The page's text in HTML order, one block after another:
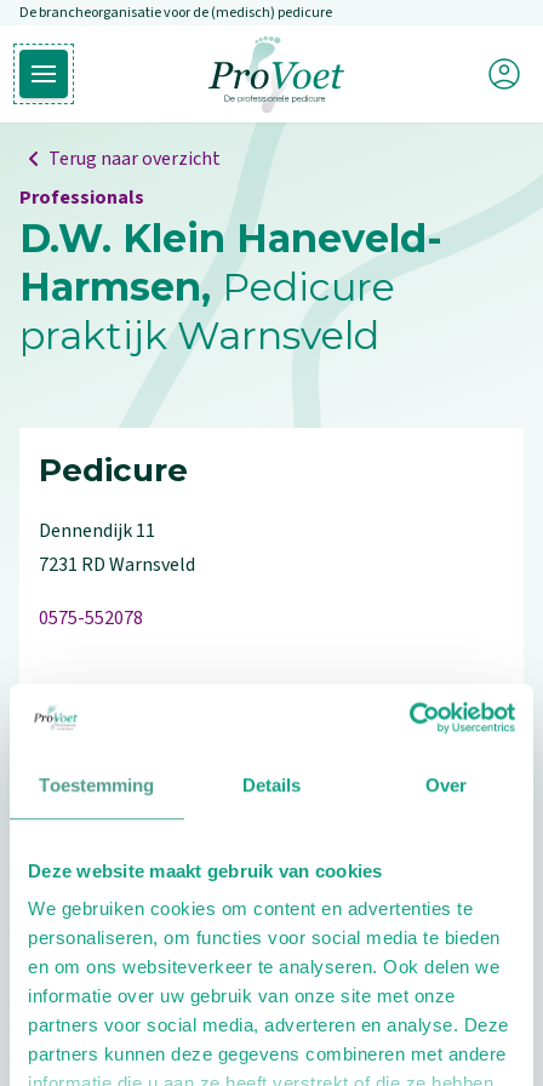
Toestemming Details Over
Deze website maakt gebruik van cookies
We gebruiken cookies om content en advertenties te
personaliseren, om functies voor social media te bieden
en om ons websiteverkeer te analyseren. Ook delen we
informatie over uw gebruik van onze site met onze
partners voor social media, adverteren en analyse. Deze
partners kunnen deze gegevens combineren met andere
Overslaan en naar de inhoud gaan
De brancheorganisatie voor de (medisch) pedicure
Open hoofdmenu
Ga naar de homepagina
Mijn
Terug naar overzicht
Professionals
D.W. Klein Haneveld-
Harmsen, Pedicure
praktijk Warnsveld
Pedicure
Dennendijk11
7231 RDWarnsveld
0575-552078
Geriatrie
Extra opties